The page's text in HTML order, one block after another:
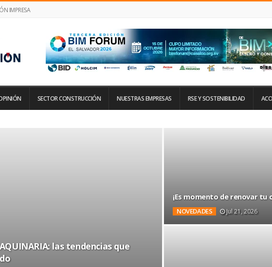
IMPRESA
SECTOR CONSTRUCCIÓN NUESTRAS EMPRESAS RSE Y SOSTENIBILIDAD
las tendencias que
¡Es momento de renovar tu
NOVEDADES Jul 21, 2026